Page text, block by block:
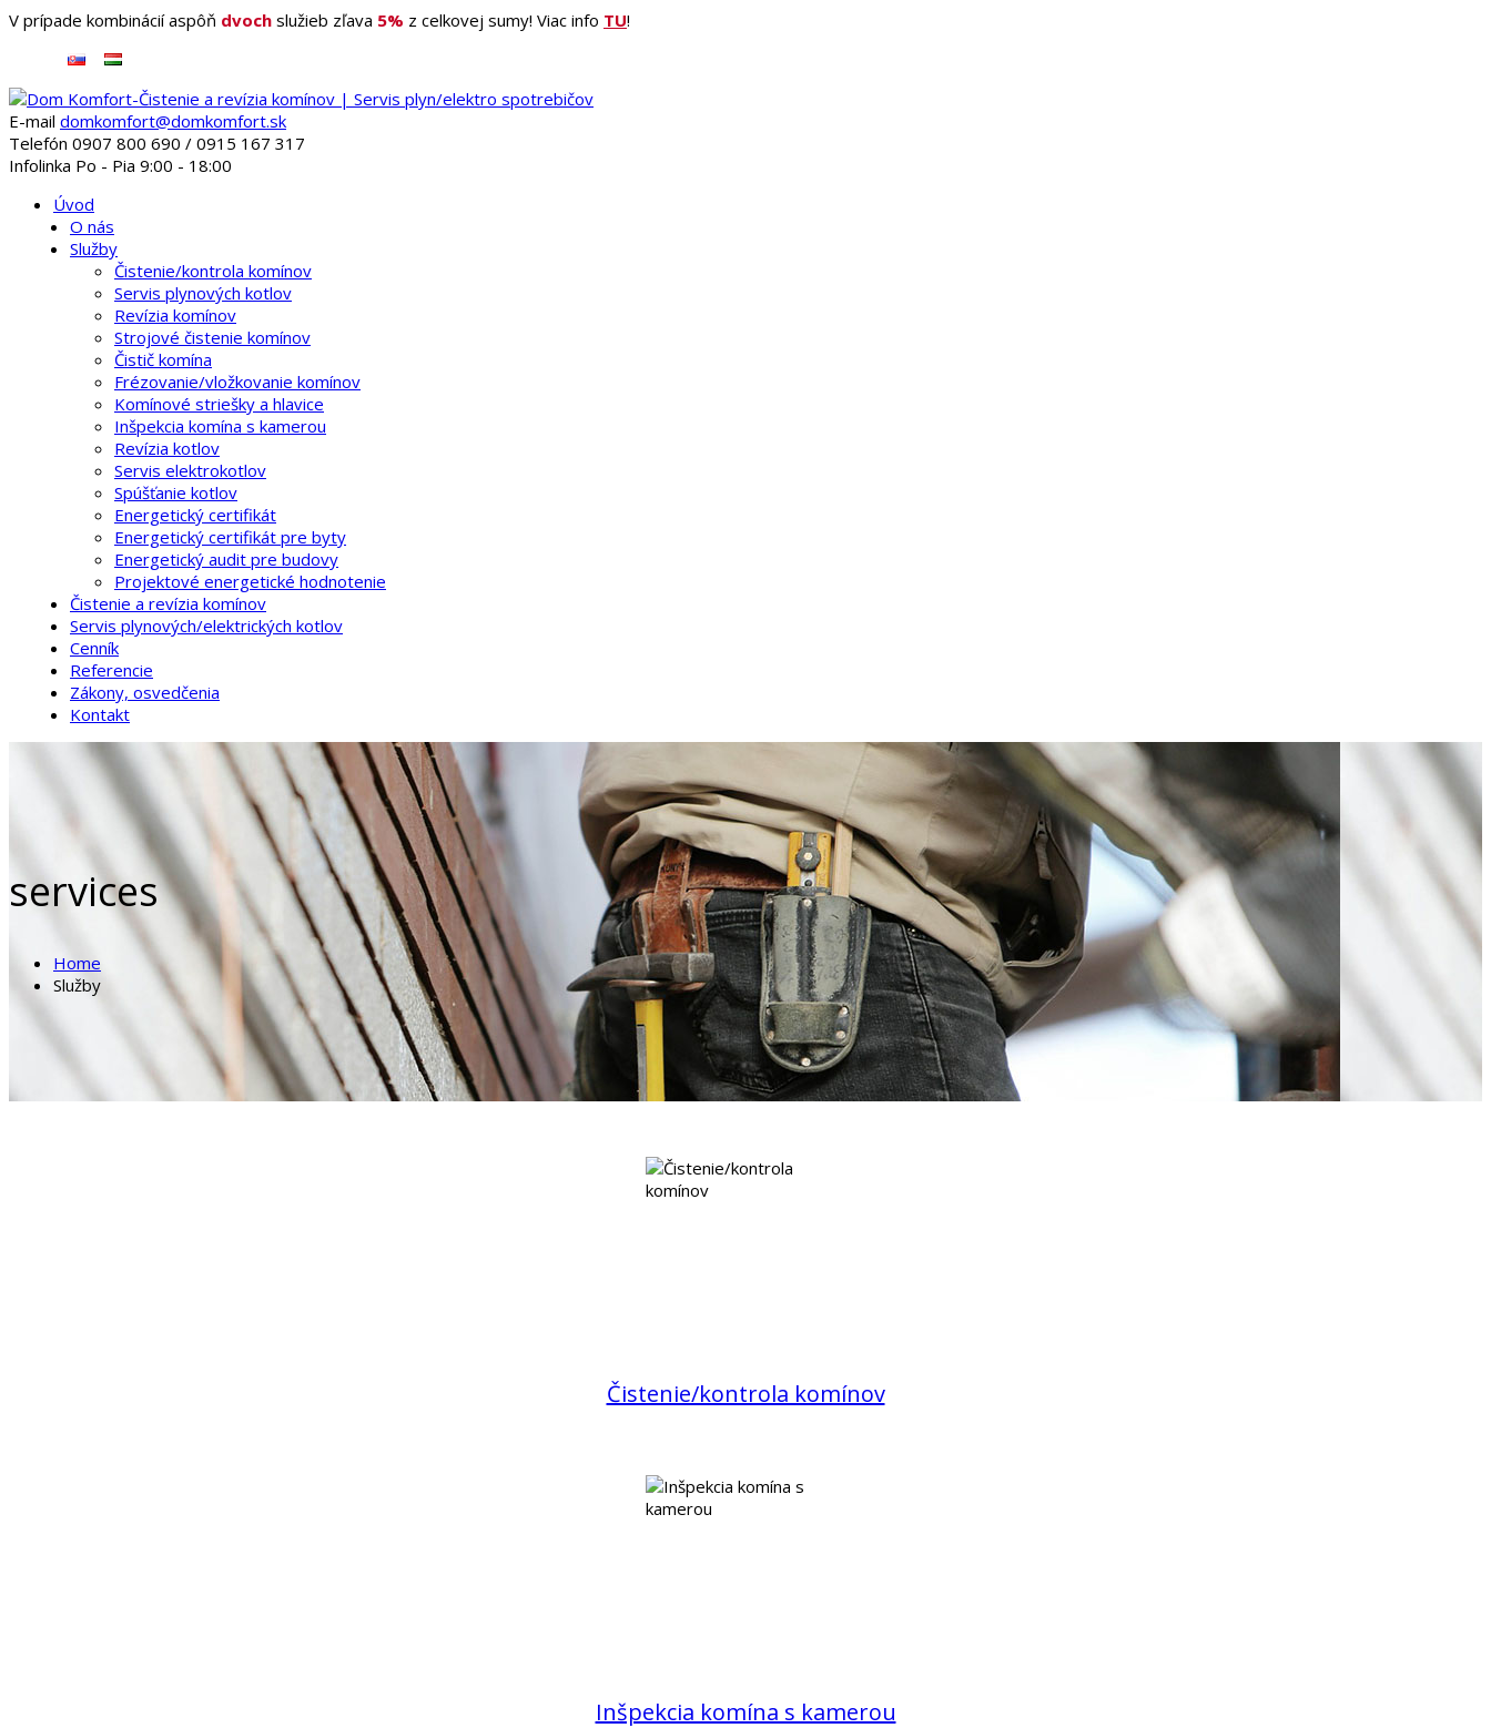
V prípade kombinácií aspôň dvoch služieb zľava 5% z celkovej sumy! Viac info TU!
E-mail domkomfort@domkomfort.sk
Telefón 0907 800 690 ‭/ 0915 167 317
Infolinka Po - Pia 9:00 - 18:00
Úvod
O nás
Služby
Čistenie/kontrola komínov
Servis plynových kotlov
Revízia komínov
Strojové čistenie komínov
Čistič komína
Frézovanie/vložkovanie komínov
Komínové striešky a hlavice
Inšpekcia komína s kamerou
Revízia kotlov
Servis elektrokotlov
Spúšťanie kotlov
Energetický certifikát
Energetický certifikát pre byty
Energetický audit pre budovy
Projektové energetické hodnotenie
Čistenie a revízia komínov
Servis plynových/elektrických kotlov
Cenník
Referencie
Zákony, osvedčenia
Kontakt
services
Home
Služby
Čistenie/kontrola komínov
Inšpekcia komína s kamerou